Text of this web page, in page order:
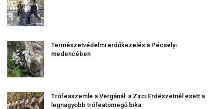
Természetvédelmi erdőkezelés a Pécselyi-
medencében
Trófeaszemle a Vergánál: a Zirci Erdészetnél esett a
legnagyobb trófeatömegű bika